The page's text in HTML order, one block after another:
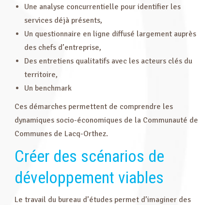
Une analyse concurrentielle pour identifier les
services déjà présents,
Un questionnaire en ligne diffusé largement auprès
des chefs d’entreprise,
Des entretiens qualitatifs avec les acteurs clés du
territoire,
Un benchmark
Ces démarches permettent de comprendre les
dynamiques socio-économiques de la Communauté de
Communes de Lacq-Orthez.
Créer des scénarios de
développement viables
Le travail du bureau d’études permet d’imaginer des